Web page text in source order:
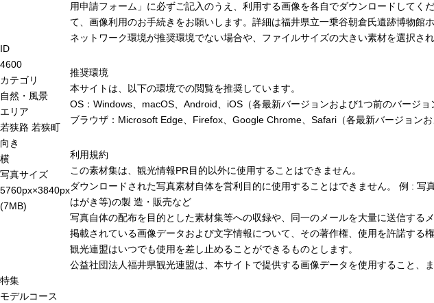
ID
4600
カテゴリ
自然・風景
エリア
若狭路 若狭町
向き
横
写真サイズ
5760px×3840px
(7MB)
用申請フォーム」に必ずご記入のうえ、利用する画像を各自でダウンロードして
て、画像利用のお手続きをお願いします。詳細は福井県立一乗谷朝倉氏遺跡博物館
ネットワーク環境が推奨環境でない場合や、ファイルサイズの大きい素材を選択さ
推奨環境
本サイトは、以下の環境での閲覧を推奨しています。
OS：Windows、macOS、Android、iOS（各最新バージョンおよび1つ前のバージョ
ブラウザ：Microsoft Edge、Firefox、Google Chrome、Safari（各最新バージョンお
利用規約
この素材集は、観光情報PR目的以外に使用することはできません。
ダウンロードされた写真素材自体を営利目的に使用することはできません。 例 :
はがき等)の製 造・販売など
写真自体の配布を目的とした素材集等への収録や、同一のメールを大量に送信する
掲載されている画像データおよび文字情報について、その著作権、使用を許諾す
観光連盟はいつでも使用を差し止めることができるものとします。
公益社団法人福井県観光連盟は、本サイトで提供する画像データを使用すること、
特集
モデルコース